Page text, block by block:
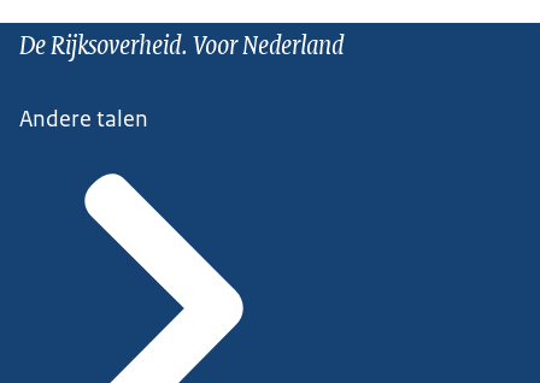
De Rijksoverheid. Voor Nederland
Andere talen